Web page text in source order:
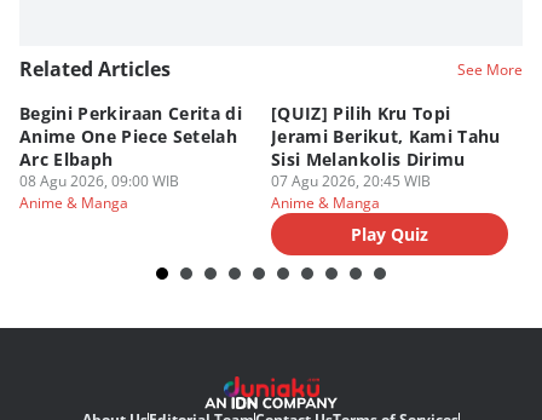
Related Articles See More
Begini Perkiraan Cerita di
Anime One Piece Setelah
Arc Elbaph
08 Agu 2026, 09:00 WIB
Anime & Manga
[QUIZ] Pilih Kru Topi
Jerami Berikut, Kami Tahu
Sisi Melankolis Dirimu
07 Agu 2026, 20:45 WIB
Anime & Manga
Play Quiz